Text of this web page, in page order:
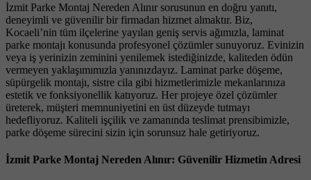
İzmit Parke Montaj Nereden Alınır sorusunun en doğru yanıtı,
deneyimli ve güvenilir bir firmadan hizmet almaktır. Biz,
Kocaeli’nin tüm ilçelerine yayılan geniş servis ağımızla, laminat
parke montajı konusunda profesyonel çözümler sunuyoruz. Evinizin
veya iş yerinizin zeminini yenilemek istediğinizde, kaliteden ödün
vermeyen yaklaşımımızla yanınızdayız. Laminat parke döşeme,
süpürgelik montajı, sistre cila gibi hizmetlerimizle mekanlarınıza
estetik ve fonksiyonellik katıyoruz. Her projeye özel çözümler
üreterek, müşteri memnuniyetini en üst düzeyde tutmayı
hedefliyoruz. Kaliteli işçilik ve zamanında teslimat prensibimizle,
parke döşeme sürecini sizin için sorunsuz hale getiriyoruz.
İzmit Parke Montaj Nereden Alınır: Güvenilir Hizmetin Adresi